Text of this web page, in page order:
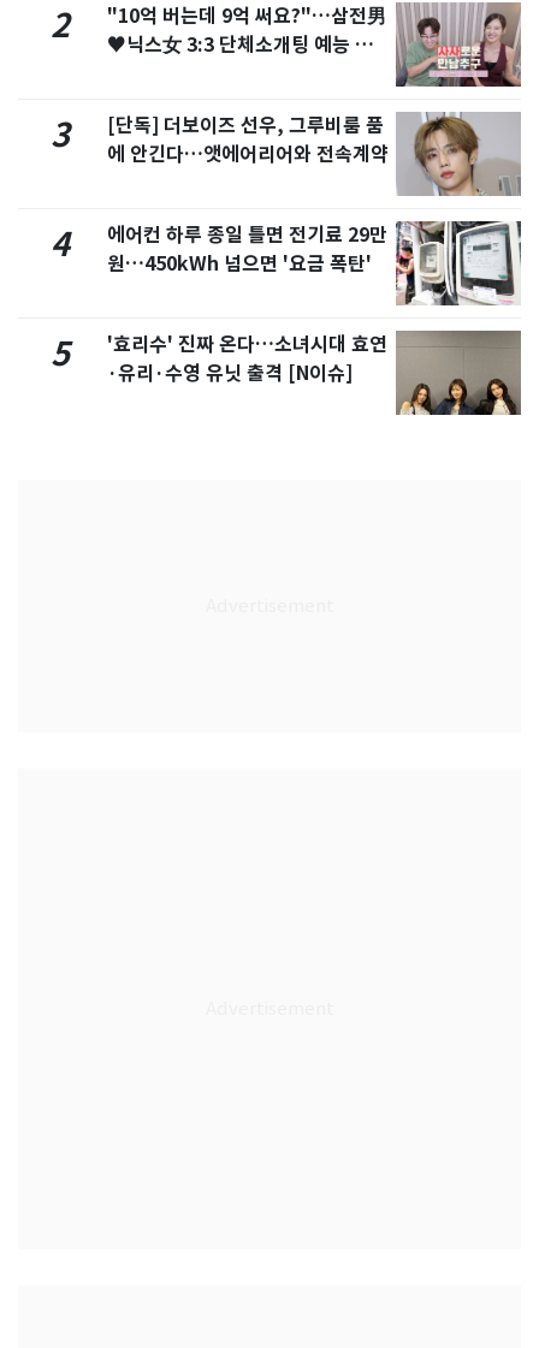
2
"10억 버는데 9억 써요?"…삼전男
♥닉스女 3:3 단체소개팅 예능 화
3
[단독] 더보이즈 선우, 그루비룸 품
에 안긴다…앳에어리어와 전속계약
4
에어컨 하루 종일 틀면 전기료 29만
원…450kWh 넘으면 '요금 폭탄'
5
'효리수' 진짜 온다…소녀시대 효연
·유리·수영 유닛 출격 [N이슈]